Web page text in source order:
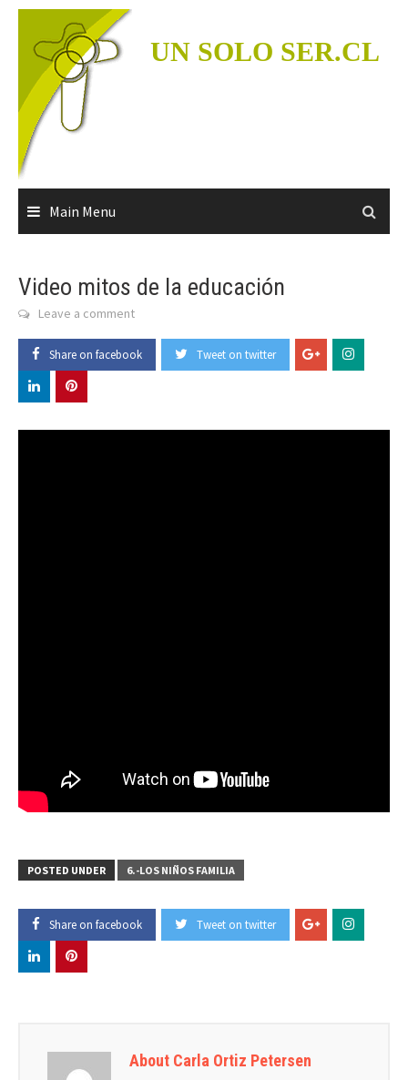
Skip
content
UN SOLO SER.CL
Main Menu
Video mitos de la educación
Leave a comment
Share on facebook Tweet on twitter
POSTED UNDER 6.-LOS NIÑOS FAMILIA
Share on facebook Tweet on twitter
About Carla Ortiz Petersen